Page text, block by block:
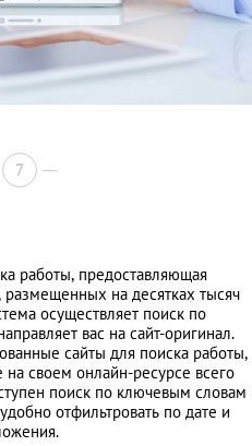
7
работы, предоставляющая
на десятках тысяч
осуществляет поиск по
вас на сайт-оригинал.
сайты для поиска работы,
своем онлайн-ресурсе всего
поиск по ключевым словам
отфильтровать по дате и